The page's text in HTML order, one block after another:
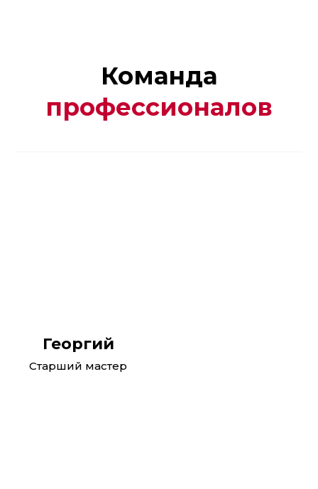
Команда
профессионалов
Георгий
Старший мастер